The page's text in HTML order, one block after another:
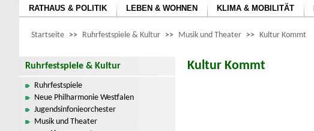
RATHAUS & POLITIK LEBEN & WOHNEN KLIMA & MOBILITÄT
Startseite >> Ruhrfestspiele & Kultur >> Musik und Theater >> Kultur Kommt
Ruhrfestspiele & Kultur
Ruhrfestspiele
Neue Philharmonie Westfalen
Jugendsinfonieorchester
Musik und Theater
Kultur Kommt